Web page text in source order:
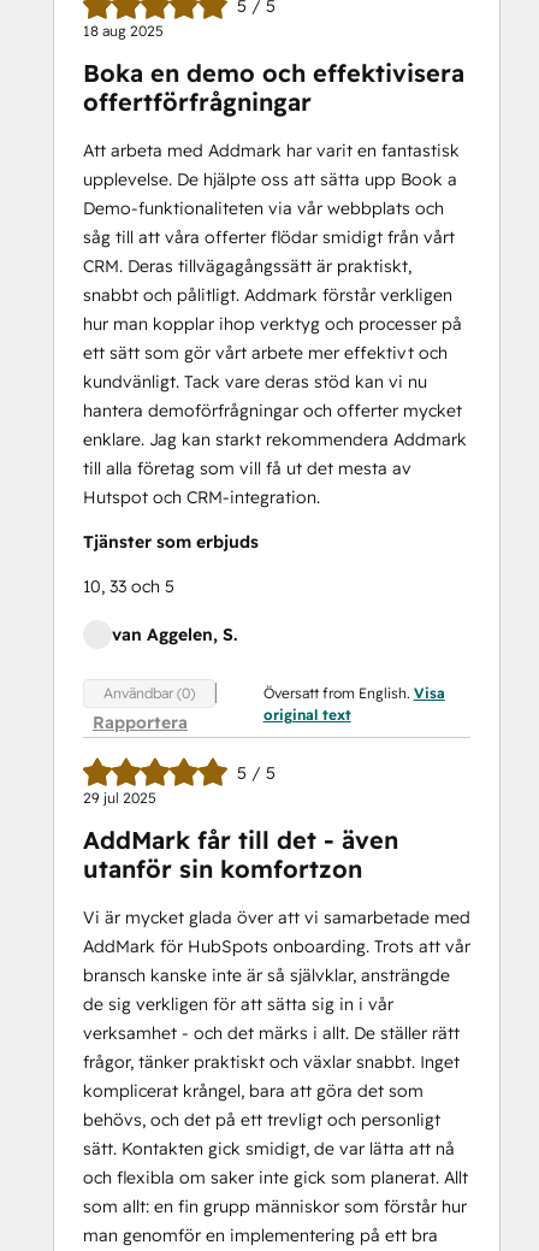
5 / 5
18 aug 2025
Boka en demo och effektivisera
offertförfrågningar
Att arbeta med Addmark har varit en fantastisk
upplevelse. De hjälpte oss att sätta upp Book a
Demo-funktionaliteten via vår webbplats och
såg till att våra offerter flödar smidigt från vårt
CRM. Deras tillvägagångssätt är praktiskt,
snabbt och pålitligt. Addmark förstår verkligen
hur man kopplar ihop verktyg och processer på
ett sätt som gör vårt arbete mer effektivt och
kundvänligt. Tack vare deras stöd kan vi nu
hantera demoförfrågningar och offerter mycket
enklare. Jag kan starkt rekommendera Addmark
till alla företag som vill få ut det mesta av
Hutspot och CRM-integration.
Tjänster som erbjuds
10, 33 och 5
van Aggelen, S.
Användbar (0)
Rapportera
Översatt from English. Visa
original text
5 / 5
29 jul 2025
AddMark får till det - även
utanför sin komfortzon
Vi är mycket glada över att vi samarbetade med
AddMark för HubSpots onboarding. Trots att vår
bransch kanske inte är så självklar, ansträngde
de sig verkligen för att sätta sig in i vår
verksamhet - och det märks i allt. De ställer rätt
frågor, tänker praktiskt och växlar snabbt. Inget
komplicerat krångel, bara att göra det som
behövs, och det på ett trevligt och personligt
sätt. Kontakten gick smidigt, de var lätta att nå
och flexibla om saker inte gick som planerat. Allt
som allt: en fin grupp människor som förstår hur
man genomför en implementering på ett bra